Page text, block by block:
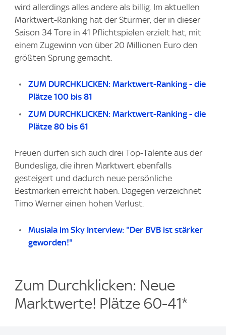
wird allerdings alles andere als billig. Im aktuellen
Marktwert-Ranking hat der Stürmer, der in dieser
Saison 34 Tore in 41 Pflichtspielen erzielt hat, mit
einem Zugewinn von über 20 Millionen Euro den
größten Sprung gemacht.
ZUM DURCHKLICKEN: Marktwert-Ranking - die
Plätze 100 bis 81
ZUM DURCHKLICKEN: Marktwert-Ranking - die
Plätze 80 bis 61
Freuen dürfen sich auch drei Top-Talente aus der
Bundesliga, die ihren Marktwert ebenfalls
gesteigert und dadurch neue persönliche
Bestmarken erreicht haben. Dagegen verzeichnet
Timo Werner einen hohen Verlust.
Musiala im Sky Interview: "Der BVB ist stärker
geworden!"
Zum Durchklicken: Neue
Marktwerte! Plätze 60-41*